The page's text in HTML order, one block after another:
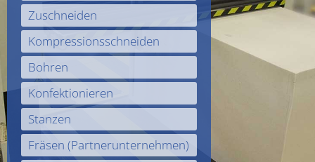
Zuschneiden
Kompressionsschneiden
Bohren
Konfektionieren
Stanzen
Fräsen (Partnerunternehmen)